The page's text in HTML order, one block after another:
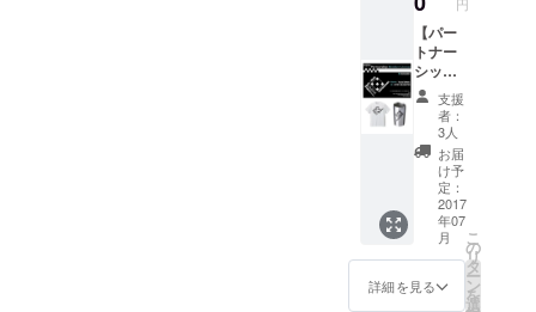
手紙 ・
当店
web
ページ
にサ
ポー
ター
ネーム
の記載
けま
す。飲
食代は
別） ・
MEGAS
TOPPE
R DOMI
デザイ
ン・サ
ポー
ターT
シャツ
MEGAS
TOPPE
R DOMI
記念イ
ベント
の制作
及び開
催 （但
し来場
者の飲
食代は
ご負担
頂きま
す。）
来
店時、
同伴者
全員に
ワンド
【パー
トナー
シップ
ライセ
ンス
コー
ス】 ・
パート
ナー
シップ
ライセ
ンス
計上
利益に
応じた
支援
者：
3人
お届
け予
定：
2017
年07
月
詳細を見る
こ
の
リ
タ
ー
ン
を
選